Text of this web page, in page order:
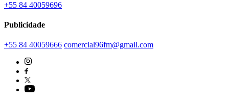
+55 84 40059696
Publicidade
+55 84 40059666 comercial96fm@gmail.com